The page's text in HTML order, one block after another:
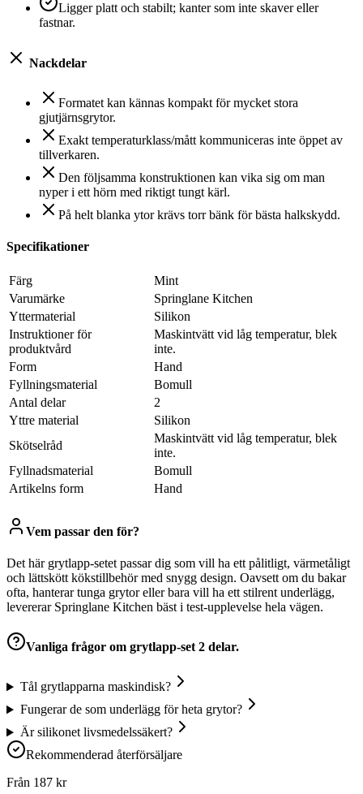
Ligger platt och stabilt; kanter som inte skaver eller
fastnar.
Nackdelar
Formatet kan kännas kompakt för mycket stora
gjutjärnsgrytor.
Exakt temperaturklass/mått kommuniceras inte öppet av
tillverkaren.
Den följsamma konstruktionen kan vika sig om man
nyper i ett hörn med riktigt tungt kärl.
På helt blanka ytor krävs torr bänk för bästa halkskydd.
Specifikationer
Färg
Mint
Varumärke
Springlane Kitchen
Yttermaterial
Silikon
Instruktioner för
produktvård
Maskintvätt vid låg temperatur, blek
inte.
Form
Hand
Fyllningsmaterial
Bomull
Antal delar
2
Yttre material
Silikon
Skötselråd
Maskintvätt vid låg temperatur, blek
inte.
Fyllnadsmaterial
Bomull
Artikelns form
Hand
Vem passar den för?
Det här grytlapp-setet passar dig som vill ha ett pålitligt, värmetåligt
och lättskött kökstillbehör med snygg design. Oavsett om du bakar
ofta, hanterar tunga grytor eller bara vill ha ett stilrent underlägg,
levererar Springlane Kitchen bäst i test-upplevelse hela vägen.
Vanliga frågor om grytlapp-set 2 delar.
Tål grytlapparna maskindisk?
Fungerar de som underlägg för heta grytor?
Är silikonet livsmedelssäkert?
Rekommenderad återförsäljare
Från 187 kr